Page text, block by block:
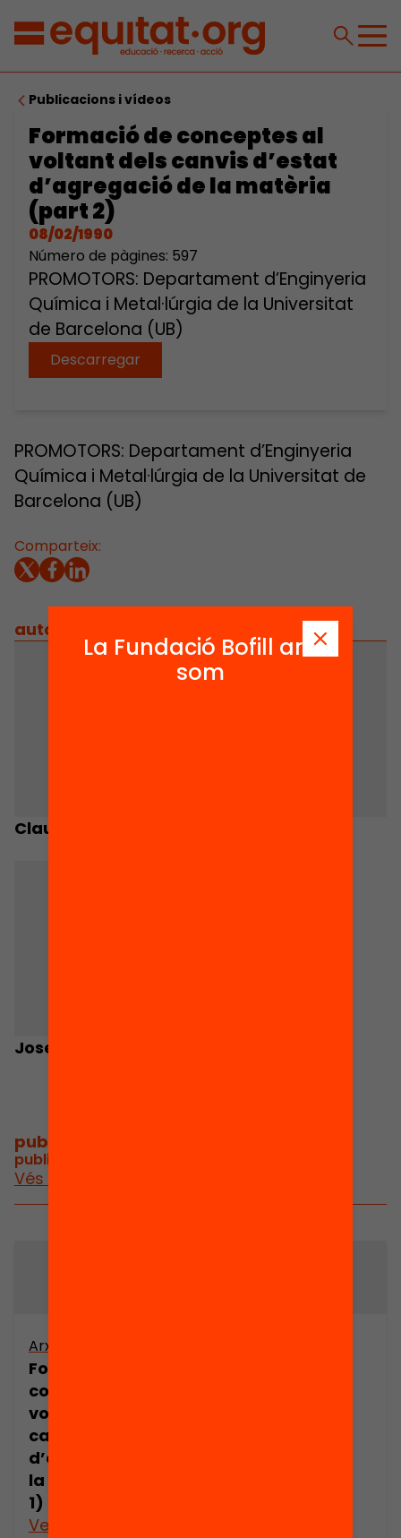
Publicacions i vídeos
Formació de conceptes al
voltant dels canvis d’estat
d’agregació de la matèria
(part 2)
08/02/1990
Número de pàgines: 597
PROMOTORS: Departament d’Enginyeria
Química i Metal·lúrgia de la Universitat
de Barcelona (UB)
Descarregar
Comparteix:
PROMOTORS: Departament d’Enginyeria
Química i Metal·lúrgia de la Universitat de
Barcelona (UB)
autors
Claudi Mans
Josep Rafel Montalà
publicacions i vídeos
publicacions i vídeos relacionats
Vés a publicacions i vídeos
Arxiu
Formació de
conceptes al
voltant dels
canvis d’estat
d’agregació de
la matèria (part
1)
Veure’n més
La Fundació Bofill ara
som